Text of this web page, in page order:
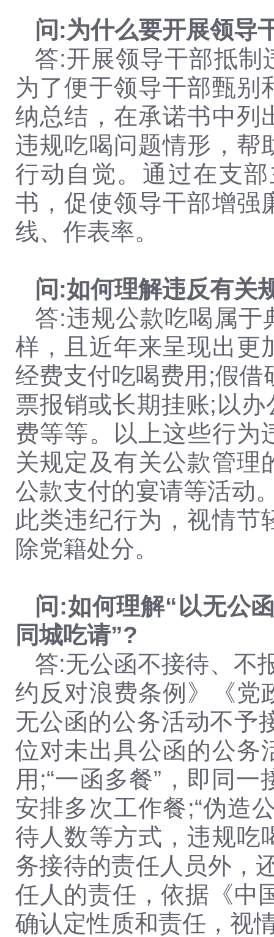
问:为什么要开展领导
答:开展领导干部抵制
为了便于领导干部甄别
纳总结，在承诺书中列
违规吃喝问题情形，帮
行动自觉。通过在支
书，促使领导干部增强
线、作表率。
问:如何理解违反有关
答:违规公款吃喝属于
样，且近年来呈现出更
经费支付吃喝费用;假
票报销或长期挂账;以
费等等。以上这些行为
关规定及有关公款管理
公款支付的宴请等活动
此类违纪行为，视情节
除党籍处分。
问:如何理解“以无公
同城吃请”?
答:无公函不接待、不
约反对浪费条例》《党
无公函的公务活动不予
位对未出具公函的公务
用;“一函多餐”，即同
安排多次工作餐;“伪造
待人数等方式，违规吃
务接待的责任人员外，
任人的责任，依据《中
确认定性质和责任，视